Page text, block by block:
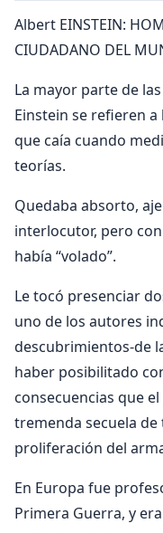
Albert EINSTEIN:
CIUDADANO DEL
La mayor parte de
Einstein se refieren
que caía cuando
teorías.
Quedaba absorto,
interlocutor, pero
había “volado”.
Le tocó presenciar
uno de los autores
descubrimientos-de
haber posibilitado
consecuencias que
tremenda secuela
proliferación del
En Europa fue
Primera Guerra, y